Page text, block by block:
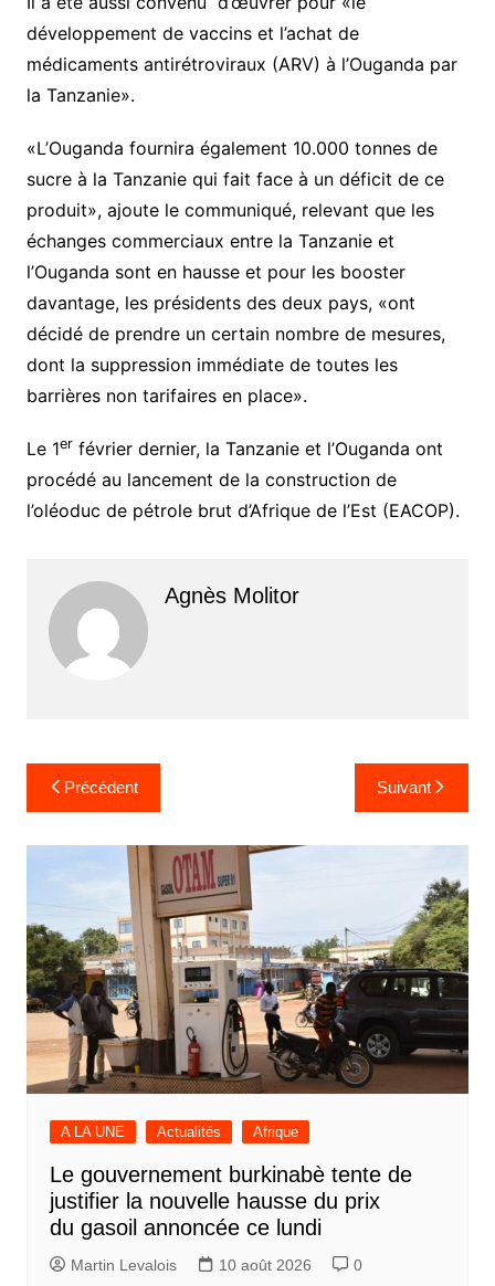
développement de vaccins et l’achat de
médicaments antirétroviraux (ARV) à l’Ouganda par
la Tanzanie».
«L’Ouganda fournira également 10.000 tonnes de
sucre à la Tanzanie qui fait face à un déficit de ce
produit», ajoute le communiqué, relevant que les
échanges commerciaux entre la Tanzanie et
l’Ouganda sont en hausse et pour les booster
davantage, les présidents des deux pays, «ont
décidé de prendre un certain nombre de mesures,
dont la suppression immédiate de toutes les
barrières non tarifaires en place».
Le 1erfévrier dernier, la Tanzanie et l’Ouganda ont
procédé au lancement de la construction de
l’oléoduc de pétrole brut d’Afrique de l’Est (EACOP).
Agnès Molitor
Navigation
de
l’article
Précédent Suivant
A LA UNE Actualités Afrique
Le gouvernement burkinabè tente de
justifier la nouvelle hausse du prix
du gasoil annoncée ce lundi
Martin Levalois 10 août 2026 0